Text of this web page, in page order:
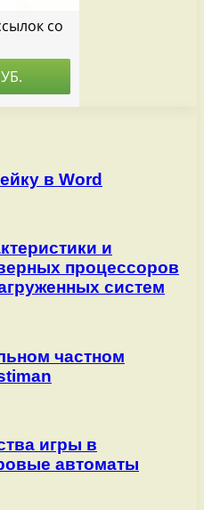
в Word
и
процессоров
систем
частном
игры в
автоматы